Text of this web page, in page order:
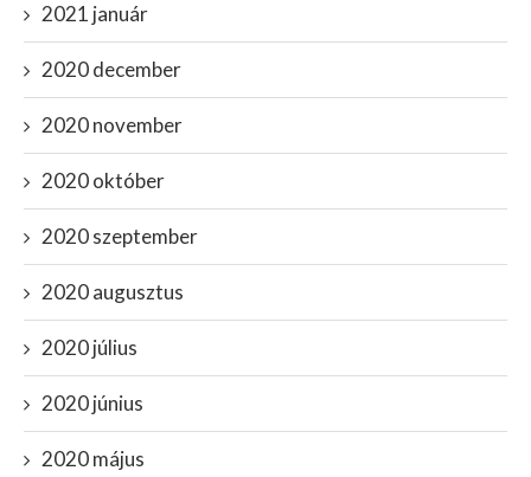
2021 január
2020 december
2020 november
2020 október
2020 szeptember
2020 augusztus
2020 július
2020 június
2020 május